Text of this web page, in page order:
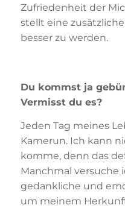
Zufriedenheit der
stellt eine
besser zu werden.
Du kommst ja
Vermisst du es?
Jeden Tag meines
Kamerun. Ich kann
komme, denn das
Manchmal versuche
gedankliche und
um meinem